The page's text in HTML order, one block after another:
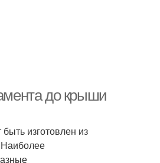
до крыши
изготовлен из
Наиболее